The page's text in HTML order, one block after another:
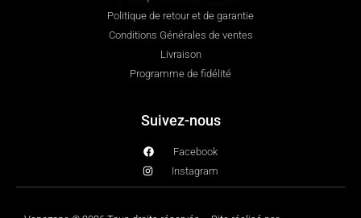
Politique de retour et de garantie
Conditions Générales de ventes
Livraison
Programme de fidélité
Suivez-nous
Facebook
Instagram